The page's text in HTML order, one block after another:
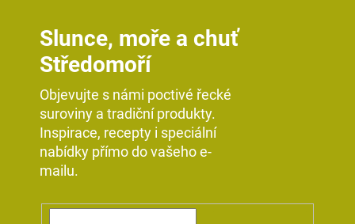
Slunce, moře a chuť
Středomoří
Objevujte s námi poctivé řecké
suroviny a tradiční produkty.
Inspirace, recepty i speciální
nabídky přímo do vašeho e-
mailu.